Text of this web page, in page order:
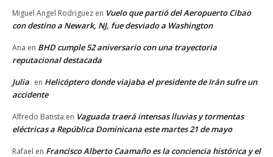
Miguel Angel Rodriguez en Vuelo que partió del Aeropuerto Cibao
con destino a Newark, NJ, fue desviado a Washington
Ana en BHD cumple 52 aniversario con una trayectoria
reputacional destacada
Julia en Helicóptero donde viajaba el presidente de Irán sufre un
accidente
Alfredo Batista en Vaguada traerá intensas lluvias y tormentas
eléctricas a República Dominicana este martes 21 de mayo
Rafael en Francisco Alberto Caamaño es la conciencia histórica y el